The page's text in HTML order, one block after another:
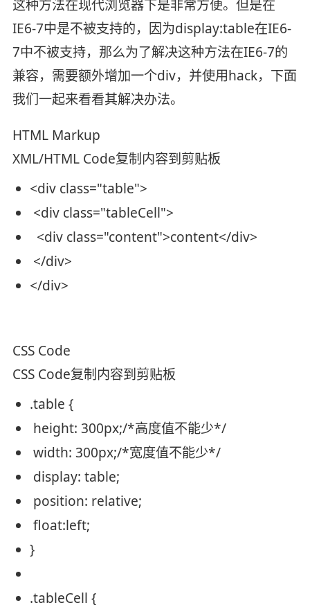
这种方法在现代浏览器下是非常方便。但是在
IE6-7中是不被支持的，因为display:table在IE6-
7中不被支持，那么为了解决这种方法在IE6-7的
兼容，需要额外增加一个div，并使用hack，下面
我们一起来看看其解决办法。
HTML Markup
XML/HTML Code复制内容到剪贴板
<div class="table">
<div class="tableCell">
<div class="content">content</div>
</div>
</div>
CSS Code
CSS Code复制内容到剪贴板
.table {
height: 300px;/*高度值不能少*/
width: 300px;/*宽度值不能少*/
display: table;
position: relative;
float:left;
}
.tableCell {